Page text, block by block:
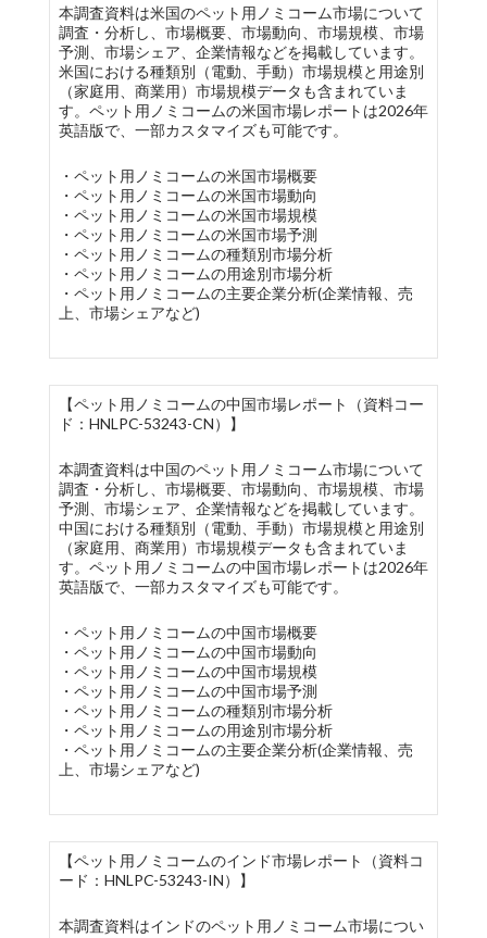
本調査資料は米国のペット用ノミコーム市場について
調査・分析し、市場概要、市場動向、市場規模、市場
予測、市場シェア、企業情報などを掲載しています。
米国における種類別（電動、手動）市場規模と用途別
（家庭用、商業用）市場規模データも含まれていま
す。ペット用ノミコームの米国市場レポートは2026年
英語版で、一部カスタマイズも可能です。
・ペット用ノミコームの米国市場概要
・ペット用ノミコームの米国市場動向
・ペット用ノミコームの米国市場規模
・ペット用ノミコームの米国市場予測
・ペット用ノミコームの種類別市場分析
・ペット用ノミコームの用途別市場分析
・ペット用ノミコームの主要企業分析(企業情報、売
上、市場シェアなど)
【ペット用ノミコームの中国市場レポート（資料コー
ド：HNLPC-53243-CN）】
本調査資料は中国のペット用ノミコーム市場について
調査・分析し、市場概要、市場動向、市場規模、市場
予測、市場シェア、企業情報などを掲載しています。
中国における種類別（電動、手動）市場規模と用途別
（家庭用、商業用）市場規模データも含まれていま
す。ペット用ノミコームの中国市場レポートは2026年
英語版で、一部カスタマイズも可能です。
・ペット用ノミコームの中国市場概要
・ペット用ノミコームの中国市場動向
・ペット用ノミコームの中国市場規模
・ペット用ノミコームの中国市場予測
・ペット用ノミコームの種類別市場分析
・ペット用ノミコームの用途別市場分析
・ペット用ノミコームの主要企業分析(企業情報、売
上、市場シェアなど)
【ペット用ノミコームのインド市場レポート（資料コ
ード：HNLPC-53243-IN）】
本調査資料はインドのペット用ノミコーム市場につい